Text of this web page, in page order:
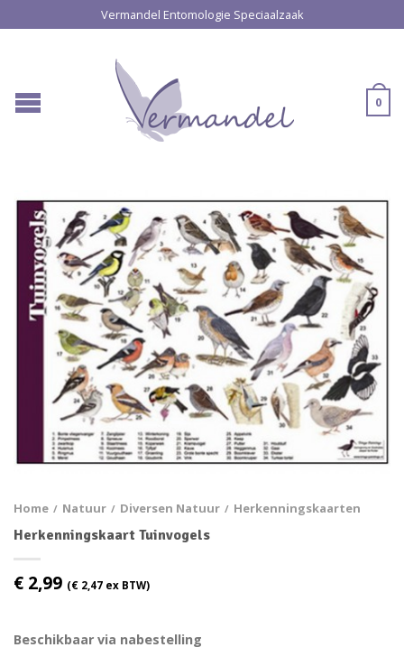
Vermandel Entomologie Speciaalzaak
0
Home / Natuur / Diversen Natuur / Herkenningskaarten
Herkenningskaart Tuinvogels
€ 2,99 (€ 2,47 ex BTW)
Beschikbaar via nabestelling